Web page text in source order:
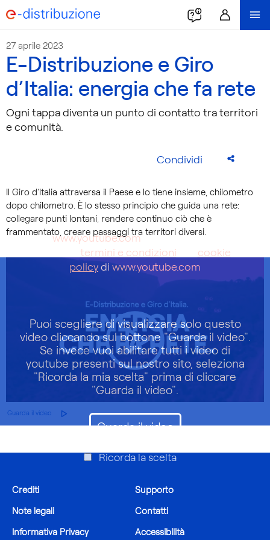
27 aprile 2023
E-Distribuzione e Giro
d’Italia: energia che fa rete
Ogni tappa diventa un punto di contatto tra territori
e comunità.
Condividi
Il Giro d’Italia attraversa il Paese e lo tiene insieme, chilometro
dopo chilometro. È lo stesso principio che guida una rete:
collegare punti lontani, rendere continuo ciò che è
frammentato, creare passaggi tra territori diversi.
Questo video è ospitato su un sito web di terze
parti (www.youtube.com). Con la riproduzione
termini e condizioni
cookie
policydi www.youtube.com
Puoi scegliere di visualizzare solo questo
video cliccando sul bottone "Guarda il video".
Se invece vuoi abilitare tutti i video di
youtube presenti sul nostro sito, seleziona
"Ricorda la mia scelta" prima di cliccare
"Guarda il video".
Guarda il video
Ricorda la scelta
Guarda il video
Crediti
Note legali
Informativa Privacy
Supporto
Contatti
Accessibilità